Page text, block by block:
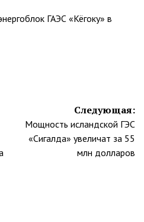
ГАЭС «Кёгоку» в
Следующая:
Мощность исландской ГЭС
«Сигалда» увеличат за 55
млн долларов